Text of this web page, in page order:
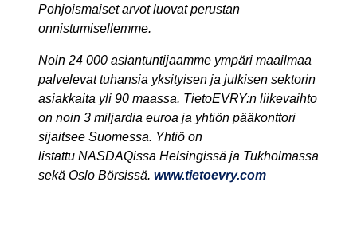
Pohjoismaiset arvot luovat perustan
onnistumisellemme.
Noin 24 000 asiantuntijaamme ympäri maailmaa
palvelevat tuhansia yksityisen ja julkisen sektorin
asiakkaita yli 90 maassa. TietoEVRY:n liikevaihto
on noin 3 miljardia euroa ja yhtiön pääkonttori
sijaitsee Suomessa. Yhtiö on
listattu NASDAQissa Helsingissä ja Tukholmassa
sekä Oslo Börsissä. www.tietoevry.com